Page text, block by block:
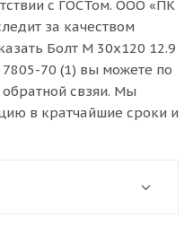
с ГОСТом. ООО «ПК
за качеством
Болт M 30x120 12.9
70 (1) вы можете по
свзяи. Мы
в кратчайшие сроки и